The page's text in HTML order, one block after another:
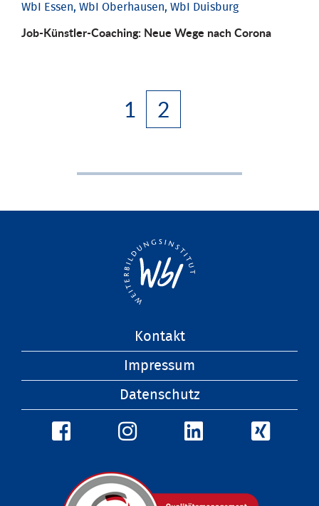
WbI Essen, WbI Oberhausen, WbI Duisburg
Job-Künstler-Coaching: Neue Wege nach Corona
1 2
Kontakt
Impressum
Datenschutz